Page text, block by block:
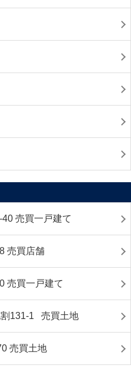
40 売買一戸建て
売買店舗
売買一戸建て
割131-1 売買土地
売買土地